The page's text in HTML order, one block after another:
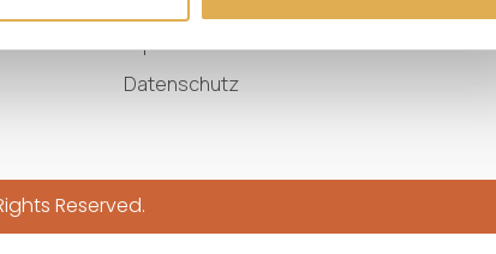
Impressum
Datenschutz
Reserved.